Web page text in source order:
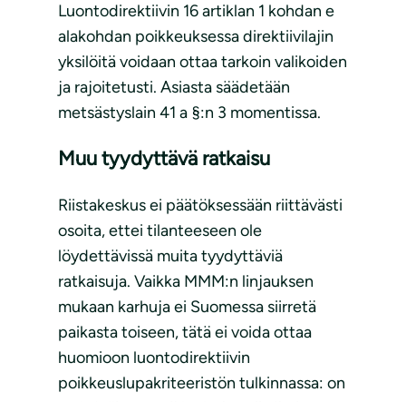
Luontodirektiivin 16 artiklan 1 kohdan e
alakohdan poikkeuksessa direktiivilajin
yksilöitä voidaan ottaa tarkoin valikoiden
ja rajoitetusti. Asiasta säädetään
metsästyslain 41 a §:n 3 momentissa.
Muu tyydyttävä ratkaisu
Riistakeskus ei päätöksessään riittävästi
osoita, ettei tilanteeseen ole
löydettävissä muita tyydyttäviä
ratkaisuja. Vaikka MMM:n linjauksen
mukaan karhuja ei Suomessa siirretä
paikasta toiseen, tätä ei voida ottaa
huomioon luontodirektiivin
poikkeuslupakriteeristön tulkinnassa: on